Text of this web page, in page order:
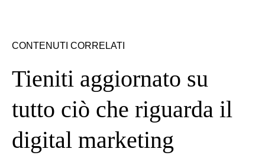
CONTENUTI CORRELATI
Tieniti aggiornato su
tutto ciò che riguarda il
digital marketing